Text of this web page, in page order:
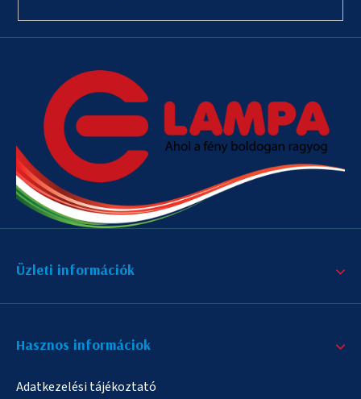
Üzleti információk
Hasznos informáciok
Adatkezelési tájékoztató